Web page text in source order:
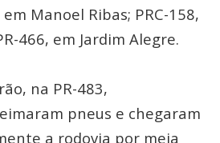
Manoel Ribas; PRC-158,
466, em Jardim Alegre.
na PR-483,
pneus e chegaram
a rodovia por meia